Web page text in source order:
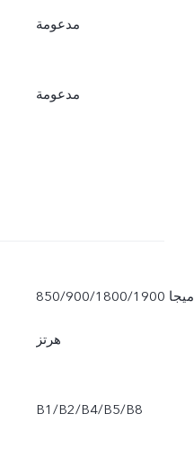
مدعومة
مدعومة
850/900/1800/1900 ميجا
هرتز
B1/B2/B4/B5/B8